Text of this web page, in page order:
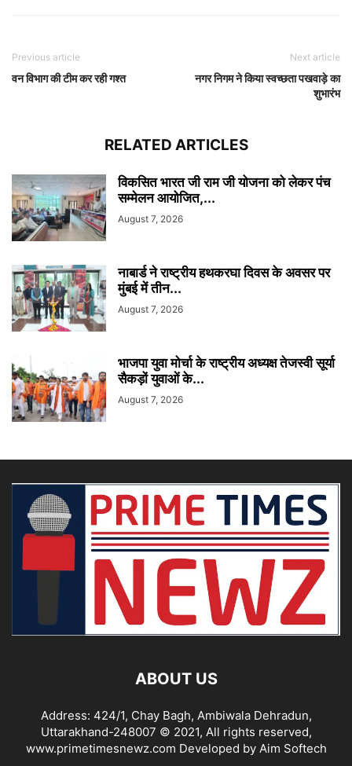
Previous article
वन विभाग की टीम कर रही गश्त
Next article
नगर निगम ने किया स्वच्छता पखवाड़े का
शुभारंभ
RELATED ARTICLES
विकसित भारत जी राम जी योजना को लेकर पंच
सम्मेलन आयोजित,...
August 7, 2026
नाबार्ड ने राष्ट्रीय हथकरघा दिवस के अवसर पर
मुंबई में तीन...
August 7, 2026
भाजपा युवा मोर्चा के राष्ट्रीय अध्यक्ष तेजस्वी सूर्या
सैकड़ों युवाओं के...
August 7, 2026
ABOUT US
Address: 424/1, Chay Bagh, Ambiwala Dehradun,
Uttarakhand-248007 © 2021, All rights reserved,
www.primetimesnewz.com Developed by Aim Softech